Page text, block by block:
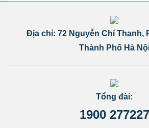
Địa chỉ: 72 Nguyễn Chí Thanh,
Thành Phố Hà
Tổng đài:
1900 277227